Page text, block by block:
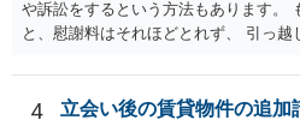
や訴訟をするという方法もあります。
と、慰謝料はそれほどとれず、 引っ
4 立会い後の賃貸物件の追加